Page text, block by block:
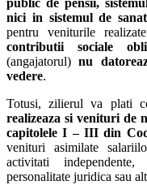
public de pensii,
nici in sistemul de
pentru veniturile
contributii sociale
(angajatorul)nu
vedere.
Totusi, zilierul va plati
realizeaza si venituri de
capitolele I – III din
venituri asimilate
activitati
personalitate juridica sau